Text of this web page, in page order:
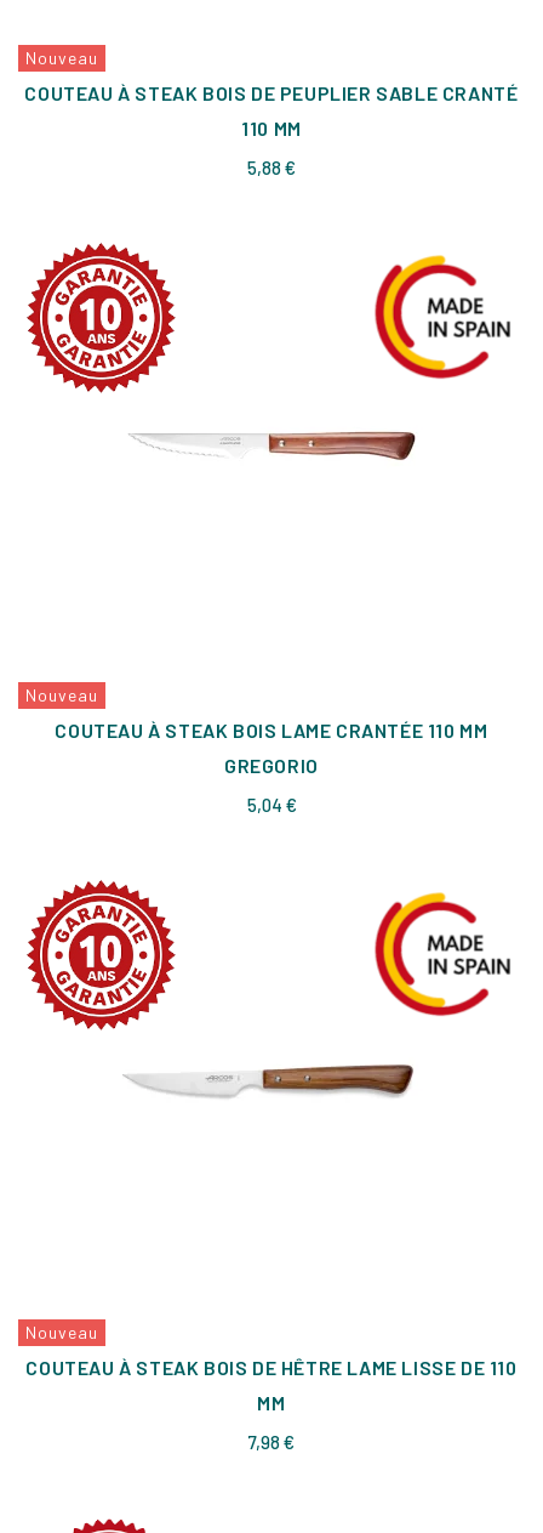
Nouveau
COUTEAU À STEAK BOIS DE PEUPLIER SABLE CRANTÉ
110 MM
5,88 €
Nouveau
COUTEAU À STEAK BOIS LAME CRANTÉE 110 MM
GREGORIO
5,04 €Prix
Nouveau
COUTEAU À STEAK BOIS DE HÊTRE LAME LISSE DE 110
MM
7,98 €